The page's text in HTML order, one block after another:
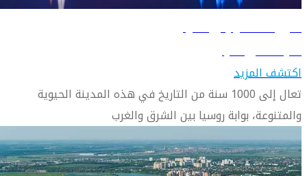
دليل السفر إلى قازان
تعرّف على قازان
اكتشف المزيد
تعال إلى 1000 سنة من التاريخ في هذه المدينة الحيوية
والمتنوعة، بوابة روسيا بين الشرق والغرب